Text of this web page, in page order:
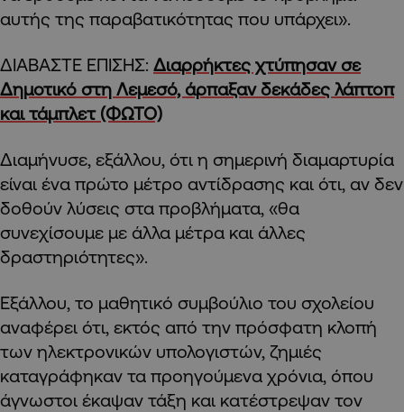
αυτής της παραβατικότητας που υπάρχει».
ΔΙΑΒΑΣΤΕ ΕΠΙΣΗΣ: Διαρρήκτες χτύπησαν σε
Δημοτικό στη Λεμεσό, άρπαξαν δεκάδες λάπτοπ
και τάμπλετ (ΦΩΤΟ)
Διαμήνυσε, εξάλλου, ότι η σημερινή διαμαρτυρία
είναι ένα πρώτο μέτρο αντίδρασης και ότι, αν δεν
δοθούν λύσεις στα προβλήματα, «θα
συνεχίσουμε με άλλα μέτρα και άλλες
δραστηριότητες».
Εξάλλου, το μαθητικό συμβούλιο του σχολείου
αναφέρει ότι, εκτός από την πρόσφατη κλοπή
των ηλεκτρονικών υπολογιστών, ζημιές
καταγράφηκαν τα προηγούμενα χρόνια, όπου
άγνωστοι έκαψαν τάξη και κατέστρεψαν τον